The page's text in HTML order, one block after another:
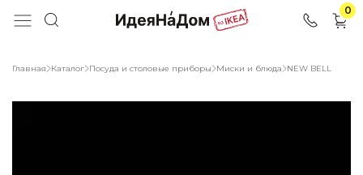
0
Главная Каталог Посуда и столовые приборы Миски и блюда NEW BELL